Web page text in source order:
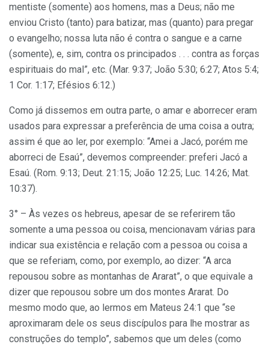
mentiste (somente) aos homens, mas a Deus; não me
enviou Cristo (tanto) para batizar, mas (quanto) para pregar
o evangelho; nossa luta não é contra o sangue e a carne
(somente), e, sim, contra os principados . . . contra as forças
espirituais do mal”, etc. (Mar. 9:37; João 5:30; 6:27; Atos 5:4;
1 Cor. 1:17; Efésios 6:12.)
Como já dissemos em outra parte, o amar e aborrecer eram
usados para expressar a preferência de uma coisa a outra;
assim é que ao ler, por exemplo: “Amei a Jacó, porém me
aborreci de Esaú”, devemos compreender: preferi Jacó a
Esaú. (Rom. 9:13; Deut. 21:15; João 12:25; Luc. 14:26; Mat.
10:37).
3° – Às vezes os hebreus, apesar de se referirem tão
somente a uma pessoa ou coisa, mencionavam várias para
indicar sua existência e relação com a pessoa ou coisa a
que se referiam, como, por exemplo, ao dizer: “A arca
repousou sobre as montanhas de Ararat”, o que equivale a
dizer que repousou sobre um dos montes Ararat. Do
mesmo modo que, ao lermos em Mateus 24:1 que “se
aproximaram dele os seus discípulos para lhe mostrar as
construções do templo”, sabemos que um deles (como